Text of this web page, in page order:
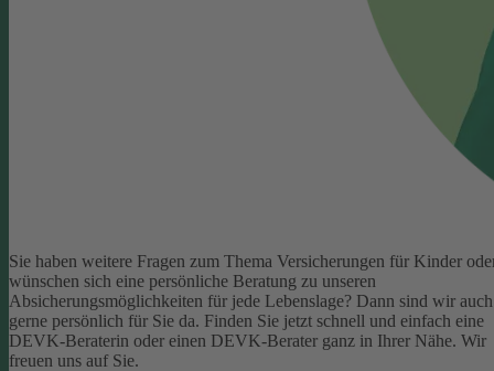
Sie haben weitere Fragen zum Thema Versicherungen für Kinder
wünschen sich eine persönliche Beratung zu unseren
Absicherungsmöglichkeiten für jede Lebenslage? Dann sind wir auch
gerne persönlich für Sie da. Finden Sie jetzt schnell und einfach eine
DEVK-Beraterin oder einen DEVK-Berater ganz in Ihrer Nähe. Wir
freuen uns auf Sie.